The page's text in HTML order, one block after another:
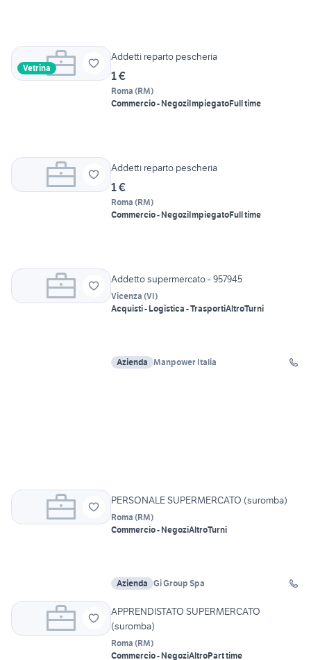
Vetrina
Addetti reparto pescheria
1 €
Roma (RM)
Commercio - NegoziImpiegatoFull time
Addetti reparto pescheria
1 €
Roma (RM)
Commercio - NegoziImpiegatoFull time
Addetto supermercato - 957945
Vicenza (VI)
Acquisti - Logistica - TrasportiAltroTurni
Azienda Manpower Italia
PERSONALE SUPERMERCATO (suromba)
Roma (RM)
Commercio - NegoziAltroTurni
Azienda Gi Group Spa
APPRENDISTATO SUPERMERCATO
(suromba)
Roma (RM)
Commercio - NegoziAltroPart time